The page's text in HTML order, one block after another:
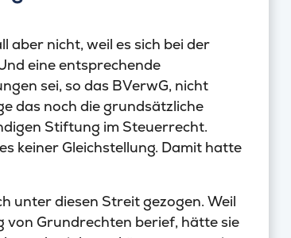
aber nicht, weil es sich bei der
eine entsprechende
sei, so das BVerwG, nicht
das noch die grundsätzliche
Stiftung im Steuerrecht.
keiner Gleichstellung. Damit hatte
unter diesen Streit gezogen. Weil
von Grundrechten berief, hätte sie